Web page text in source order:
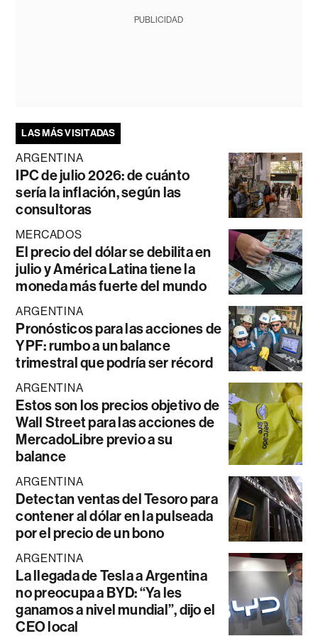
PUBLICIDAD
LAS MÁS VISITADAS
ARGENTINA
IPC de julio 2026: de cuánto
sería la inflación, según las
consultoras
MERCADOS
El precio del dólar se debilita en
julio y América Latina tiene la
moneda más fuerte del mundo
ARGENTINA
Pronósticos para las acciones de
YPF: rumbo a un balance
trimestral que podría ser récord
ARGENTINA
Estos son los precios objetivo de
Wall Street para las acciones de
MercadoLibre previo a su
balance
ARGENTINA
Detectan ventas del Tesoro para
contener al dólar en la pulseada
por el precio de un bono
ARGENTINA
La llegada de Tesla a Argentina
no preocupa a BYD: “Ya les
ganamos a nivel mundial”, dijo el
CEO local